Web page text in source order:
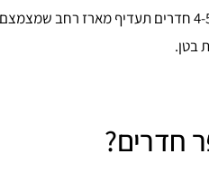
בטן.
חדרים?